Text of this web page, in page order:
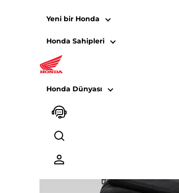
Yeni bir Honda
Honda Sahipleri
Honda Dünyası
CB750 Hornet
08HME-MLB-CMS